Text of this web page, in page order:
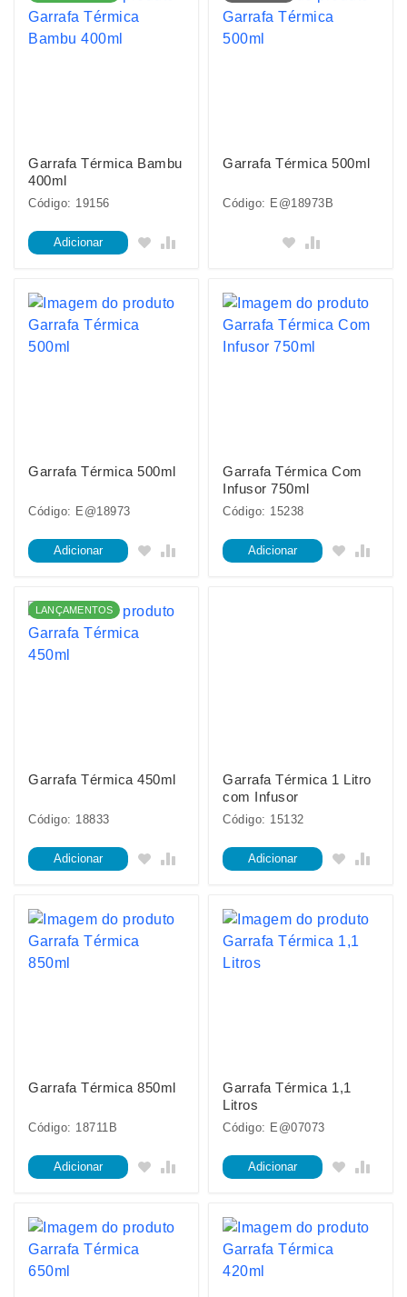
Garrafa Térmica Bambu
400ml
Código: 19156
Adicionar
Garrafa Térmica 500ml
Código: E@18973B
Garrafa Térmica 500ml
Código: E@18973
Adicionar
Garrafa Térmica Com
Infusor 750ml
Código: 15238
Adicionar
LANÇAMENTOS
Garrafa Térmica 450ml
Código: 18833
Adicionar
Garrafa Térmica 1 Litro
com Infusor
Código: 15132
Adicionar
Garrafa Térmica 850ml
Código: 18711B
Adicionar
Garrafa Térmica 1,1
Litros
Código: E@07073
Adicionar